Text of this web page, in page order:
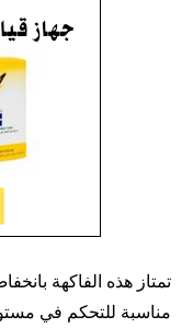
تمتاز هذه الفاكهة
مناسبة للتحكم في